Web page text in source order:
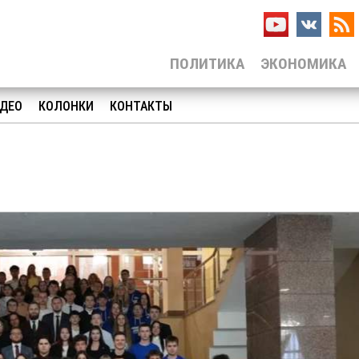
ЭКОНОМИКА
ПОЛИТИКА
КОЛОНКИ КОНТАКТЫ